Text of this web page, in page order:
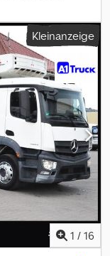
, - Klima-
Kleinanzeige
1 / 16